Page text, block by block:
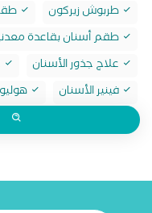
طربوش زيركون
طقم أسنان بقاعدة
علاج جذور الأسنان
فينير الأسنان